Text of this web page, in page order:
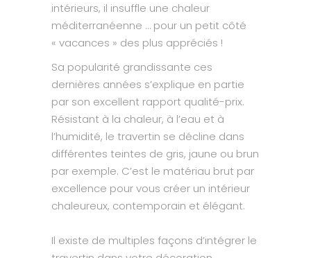
intérieurs, il insuffle une chaleur
méditerranéenne … pour un petit côté
« vacances » des plus appréciés !
Sa popularité grandissante ces
dernières années s’explique en partie
par son excellent rapport qualité-prix.
Résistant à la chaleur, à l’eau et à
l’humidité, le travertin se décline dans
différentes teintes de gris, jaune ou brun
par exemple. C’est le matériau brut par
excellence pour vous créer un intérieur
chaleureux, contemporain et élégant.
Il existe de multiples façons d’intégrer le